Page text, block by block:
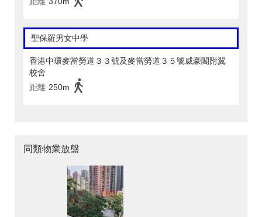
聖保羅男女中學
香港中環麥當勞道３３號及麥當勞道３５號威豪閣附翼
校舍
距離 250m
同類物業放盤